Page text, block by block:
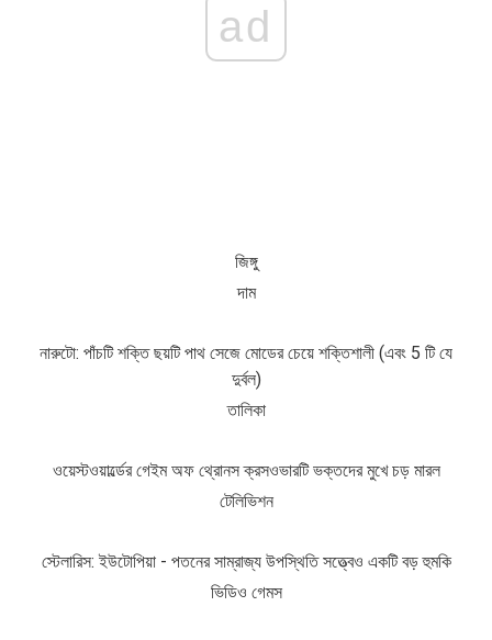
ad
জিঙ্গু
দাম
নারুটো: পাঁচটি শক্তি ছয়টি পাথ সেজে মোডের চেয়ে শক্তিশালী (এবং 5 টি যে
দুর্বল)
তালিকা
ওয়েস্টওয়ার্ল্ডের গেইম অফ থ্রোনস ক্রসওভারটি ভক্তদের মুখে চড় মারল
টেলিভিশন
স্টেলারিস: ইউটোপিয়া - পতনের সাম্রাজ্য উপস্থিতি সত্ত্বেও একটি বড় হুমকি
ভিডিও গেমস